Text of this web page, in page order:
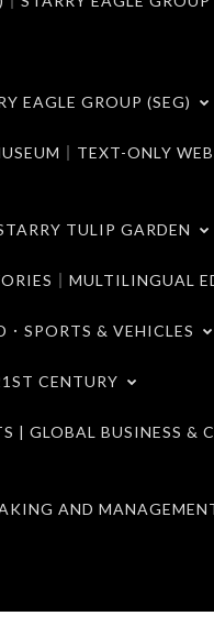
EAGLE GROUP (SEG)
｜TEXT-ONLY
TULIP GARDEN
｜MULTILINGUAL
SPORTS & VEHICLES
CENTURY
| GLOBAL BUSINESS &
AND